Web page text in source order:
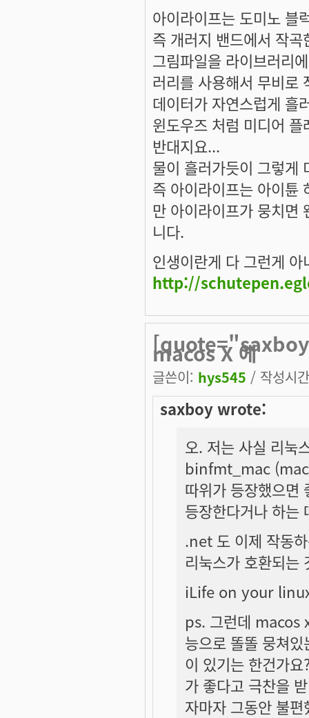
아이라이프는 도미노 블
즉 개러지 밴드에서 작
그림파일을 라이브러리
러리를 사용해서 무비로
데이터가 자연스럽게 흘
윈도우즈 처럼 미디어
반대지요...
물이 흘러가듯이 그렇게
즉 아이라이프는 아이튠
만 아이라이프가 뭉치면
니다.
인생이란게 다 그런게
http://
macos X 에
글쓴이: hys545 / 작성시
saxboy wrote:
오. 저는 사실 리눅
binfmt_mac
따위가 등장했으
등장한다거나 하는
.net 도 이제 작동
리눅스가 호환되는
iLife on your
ps. 그런데 macos
능으로 똘똘 뭉쳐
이 있기는 한건가
가 좋다고 극찬을
자마자 그동안 불